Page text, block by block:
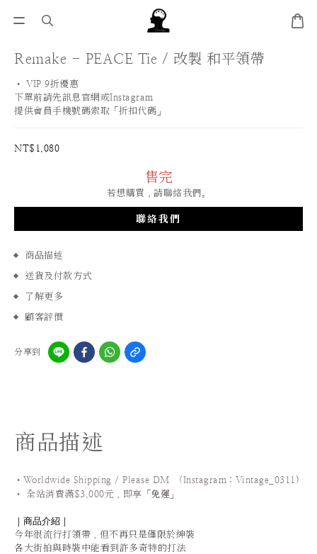
Remake - PEACE Tie / 改製 和平領帶
• VIP 9折優惠
下單前請先訊息官網或Instagram
提供會員手機號碼索取「折扣代碼」
NT$1,080
售完
若想購買，請聯絡我們。
聯絡我們
商品描述
送貨及付款方式
了解更多
顧客評價
分享到
商品描述
•Worldwide Shipping / Please DM (Instagram：Vintage_0311 )
•
全站消費滿$3,000元，即享「 免運 」
｜商品介紹｜
今年很流行打領帶 ， 但不再只是僅限於紳裝
各大街拍與時裝中能看到許多奇特的打法